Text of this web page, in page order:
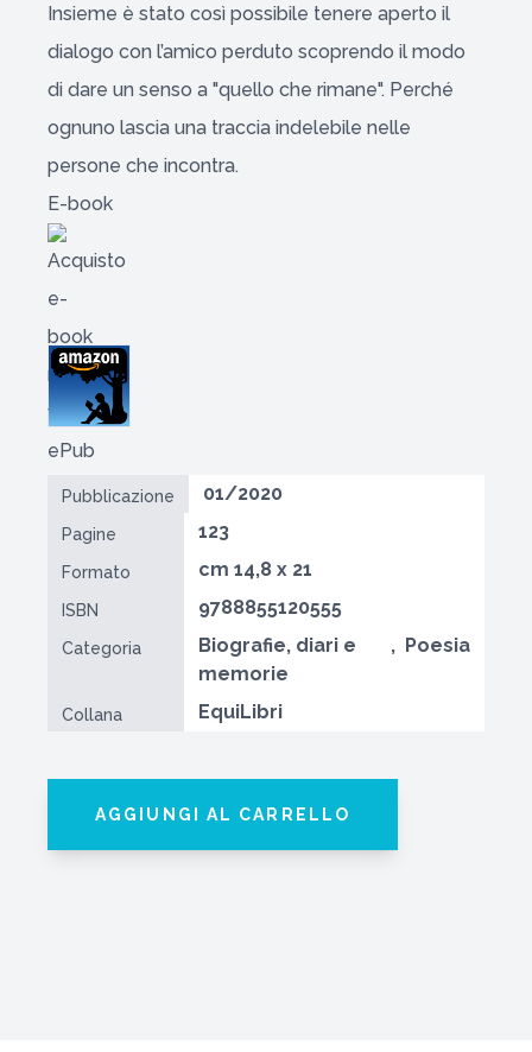
Insieme è stato così possibile tenere aperto il
dialogo con l’amico perduto scoprendo il modo
di dare un senso a "quello che rimane". Perché
ognuno lascia una traccia indelebile nelle
persone che incontra.
E-book
Pubblicazione 01/2020
Pagine 123
Formato cm 14,8 x 21
ISBN 9788855120555
Categoria
Biografie, diari e
memorie
, Poesia
Collana EquiLibri
AGGIUNGI AL CARRELLO